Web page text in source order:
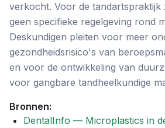
verkocht. Voor de tandartspraktijk
geen specifieke regelgeving rond
Deskundigen pleiten voor meer
gezondheidsrisico's van
en voor de ontwikkeling van
voor gangbare tandheelkundige
Bronnen:
DentalInfo — Microplastics in